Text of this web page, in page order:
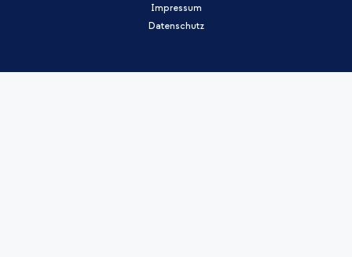
Impressum
Datenschutz